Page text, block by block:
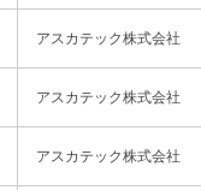
アスカテック株式会社
アスカテック株式会社
アスカテック株式会社